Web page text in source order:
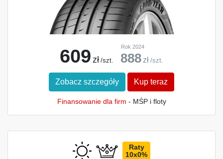
609 zł /szt.
Rok 2024
888 zł /szt.
Zobacz szczegóły Kup teraz
Finansowanie dla firm - MŚP i floty
Raty
10x0%